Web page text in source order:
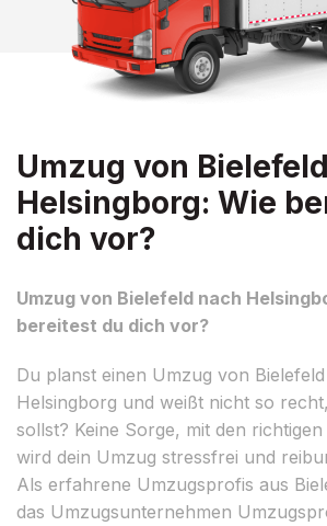
Umzug von
Helsingborg: Wie
dich vor?
Umzug von Bielefeld nach
bereitest du dich vor?
Du planst einen Umzug von
Helsingborg und weißt nicht so
sollst? Keine Sorge, mit den
wird dein Umzug stressfrei und
Als erfahrene Umzugsprofis aus
das Umzugsunternehmen